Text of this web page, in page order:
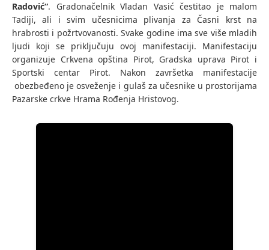
Radović“. Gradonačelnik Vladan Vasić čestitao je malom
Tadiji, ali i svim učesnicima plivanja za Časni krst na
hrabrosti i požrtvovanosti. Svake godine ima sve više mladih
ljudi koji se priključuju ovoj manifestaciji. Manifestaciju
organizuje Crkvena opština Pirot, Gradska uprava Pirot i
Sportski centar Pirot. Nakon završetka manifestacije
obezbeđeno je osveženje i gulaš za učesnike u prostorijama
Pazarske crkve Hrama Rođenja Hristovog.